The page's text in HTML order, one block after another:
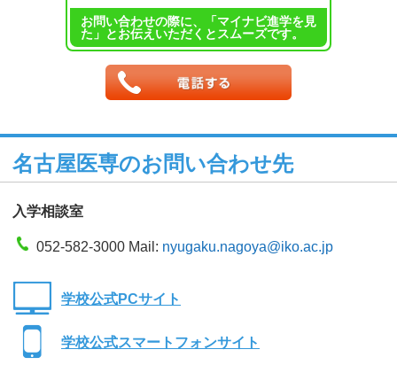
お問い合わせの際に、「マイナビ進学を見
た」とお伝えいただくとスムーズです。
名古屋医専のお問い合わせ先
入学相談室
052-582-3000 Mail: nyugaku.nagoya@iko.ac.jp
学校公式PCサイト
学校公式スマートフォンサイト